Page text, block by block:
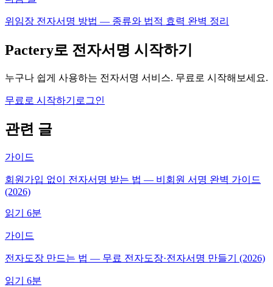
위임장 전자서명 방법 — 종류와 법적 효력 완벽 정리
Pactery로 전자서명 시작하기
누구나 쉽게 사용하는 전자서명 서비스. 무료로 시작해보세요.
무료로 시작하기 로그인
관련 글
가이드
회원가입 없이 전자서명 받는 법 — 비회원 서명 완벽 가이드
(2026)
읽기 6분
가이드
전자도장 만드는 법 — 무료 전자도장·전자서명 만들기 (2026)
읽기 6분